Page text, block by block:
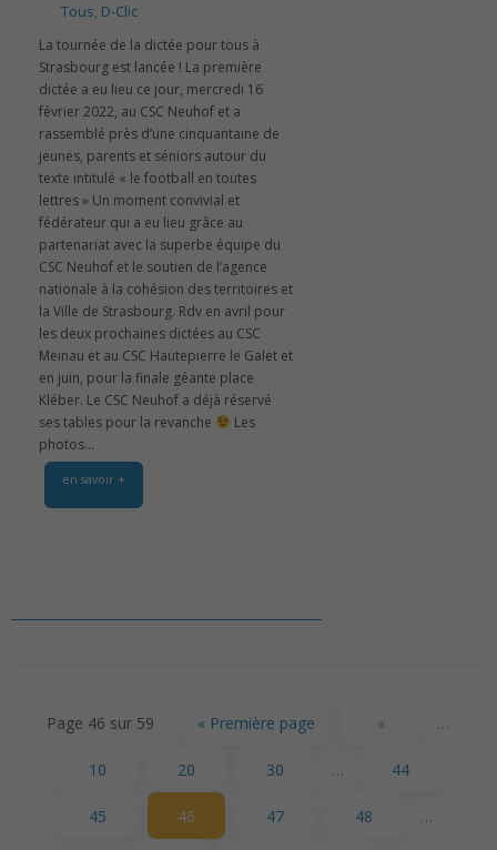
Tous, D-Clic
La tournée de la dictée pour tous à
Strasbourg est lancée ! La première
dictée a eu lieu ce jour, mercredi 16
février 2022, au CSC Neuhof et a
rassemblé près d’une cinquantaine de
jeunes, parents et séniors autour du
texte intitulé « le football en toutes
lettres » Un moment convivial et
fédérateur qui a eu lieu grâce au
partenariat avec la superbe équipe du
CSC Neuhof et le soutien de l’agence
nationale à la cohésion des territoires et
la Ville de Strasbourg. Rdv en avril pour
les deux prochaines dictées au CSC
Meinau et au CSC Hautepierre le Galet et
en juin, pour la finale géante place
Kléber. Le CSC Neuhof a déjà réservé
ses tables pour la revanche
Les
photos...
en savoir +
Page 46 sur 59 « Première page « …
10 20 30 … 44
45 46 47 48 …